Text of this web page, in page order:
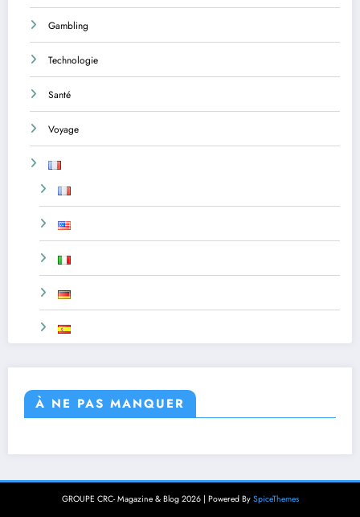
Gambling
Technologie
Santé
Voyage
À NE PAS MANQUER
GROUPE CRC- Magazine & Blog 2026 | Powered By SpiceThemes